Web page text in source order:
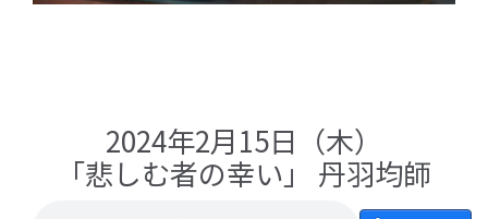
2024年2月15日（木）
「悲しむ者の幸い」 丹羽均師